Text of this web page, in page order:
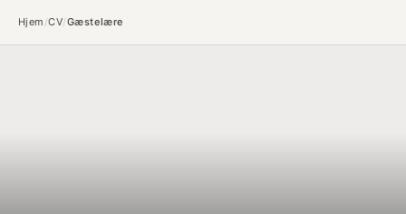
Hjem /CV/Gæstelære